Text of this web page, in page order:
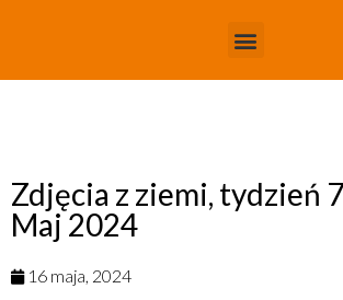
Zdjęcia z ziemi, tydzień
Maj 2024
16 maja, 2024